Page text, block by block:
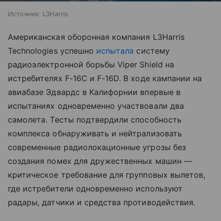
Источник: L3Harris
Американская оборонная компания L3Harris
Technologies успешно испытала систему
радиоэлектронной борьбы Viper Shield на
истребителях F-16C и F-16D. В ходе кампании на
авиабазе Эдвардс в Калифорнии впервые в
испытаниях одновременно участвовали два
самолета. Тесты подтвердили способность
комплекса обнаруживать и нейтрализовать
современные радиолокационные угрозы без
создания помех для дружественных машин —
критическое требование для групповых вылетов,
где истребители одновременно используют
радары, датчики и средства противодействия.